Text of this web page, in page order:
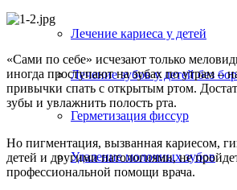
Лечение кариеса у детей
Лечение зубов у детей без
Герметизация фиссур
Удаление молочных зубов
«Сами по себе» исчезают только
иногда проступают на зубах по утрам –
привычки спать с открытым ртом.
зубы и увлажнить полость рта.
Но пигментация, вызванная кариесом,
детей и другими патологиями, не
профессиональной помощи врача.